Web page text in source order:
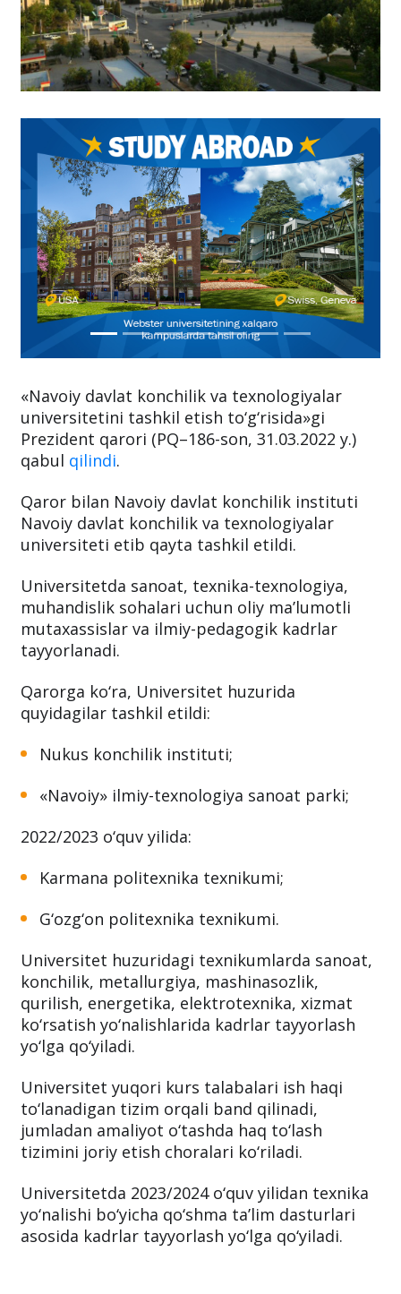
«Navoiy davlat konchilik va texnologiyalar
universitetini tashkil etish to‘g‘risida»gi
Prezident qarori (PQ–186-son, 31.03.2022 y.)
qabul qilindi.
Qaror bilan Navoiy davlat konchilik instituti
Navoiy davlat konchilik va texnologiyalar
universiteti etib qayta tashkil etildi.
Universitetda sanoat, texnika-texnologiya,
muhandislik sohalari uchun oliy ma’lumotli
mutaxassislar va ilmiy-pedagogik kadrlar
tayyorlanadi.
Qarorga ko‘ra, Universitet huzurida
quyidagilar tashkil etildi:
Nukus konchilik instituti;
«Navoiy» ilmiy-texnologiya sanoat parki;
2022/2023 o‘quv yilida:
Karmana politexnika texnikumi;
G‘ozg‘on politexnika texnikumi.
Universitet huzuridagi texnikumlarda sanoat,
konchilik, metallurgiya, mashinasozlik,
qurilish, energetika, elektrotexnika, xizmat
ko‘rsatish yo‘nalishlarida kadrlar tayyorlash
yo‘lga qo‘yiladi.
Universitet yuqori kurs talabalari ish haqi
to‘lanadigan tizim orqali band qilinadi,
jumladan amaliyot o‘tashda haq to‘lash
tizimini joriy etish choralari ko‘riladi.
Universitetda 2023/2024 o‘quv yilidan texnika
yo‘nalishi bo‘yicha qo‘shma ta’lim dasturlari
asosida kadrlar tayyorlash yo‘lga qo‘yiladi.